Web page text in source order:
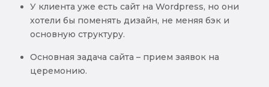
У клиента уже есть сайт на Wordpress, но они
хотели бы поменять дизайн, не меняя бэк и
основную структуру.
Основная задача сайта – прием заявок на
церемонию.